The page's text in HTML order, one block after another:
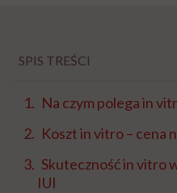
SPIS TREŚCI
Na czym polega in
Koszt in vitro – cena
Skuteczność in vitro
IUI